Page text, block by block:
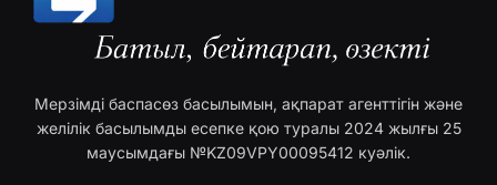
Мерзімді баспасөз басылымын, ақпарат агенттігін және
желілік басылымды есепке қою туралы 2024 жылғы 25
маусымдағы №KZ09VPY00095412 куәлік.